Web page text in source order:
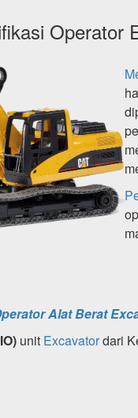
Operator
Alat Berat
unit Excavatordari